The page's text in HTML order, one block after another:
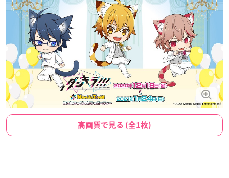
高画質で見る (全1枚)